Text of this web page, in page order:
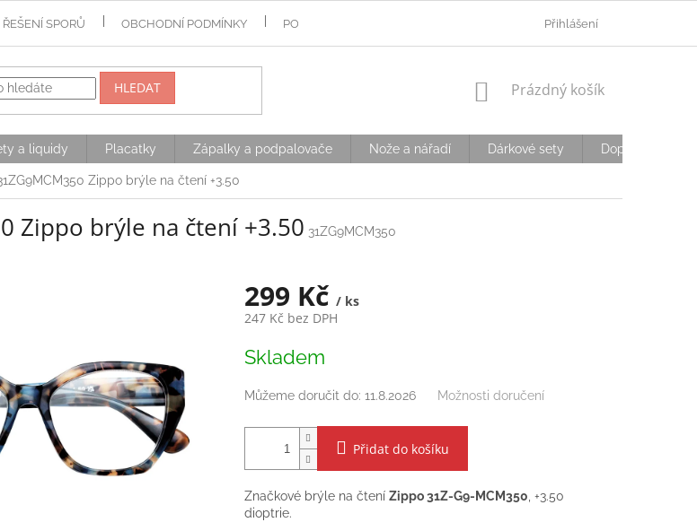
ŘEŠENÍ SPORŮ OBCHODNÍ PODMÍNKY PODMÍNKY OCHRANY OSOBNÍCH ÚDAJŮ OVĚŘOVÁNÍ VĚKU
Přihlášení
HLEDAT
NÁKUPNÍ
Prázdný košík
a liquidy Placatky Zápalky a podpalovače Nože a nářadí Dárkové sety Doplňky
Zippo brýle na čtení +3.50
Zippo brýle na čtení +3.50 31ZG9MCM350
299 Kč / ks
247 Kč bez DPH
cena:
Skladem
Můžeme doručit do: 11.8.2026 Možnosti doručení
Přidat do košíku
Značkové brýle na čtení Zippo 31Z-G9-MCM350, +3.50
dioptrie.